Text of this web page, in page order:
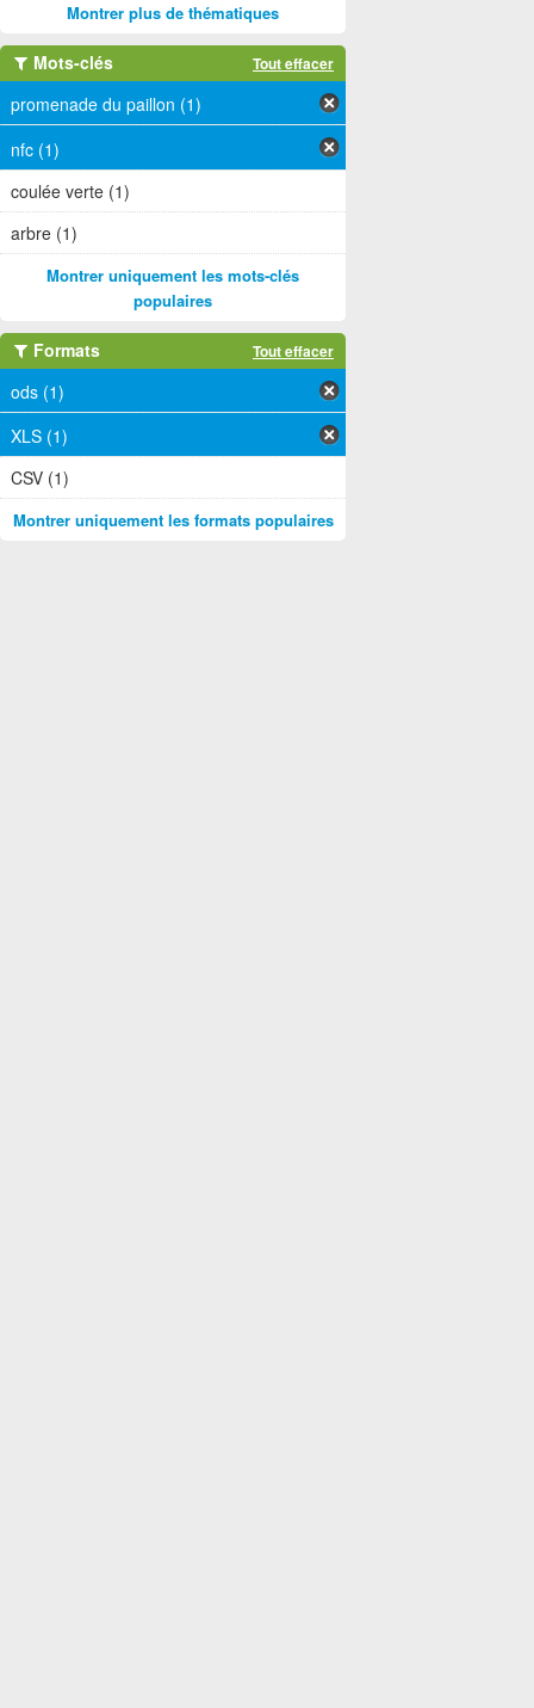
Montrer plus de thématiques
Mots-clés Tout effacer
promenade du paillon (1)
nfc (1)
coulée verte (1)
arbre (1)
Montrer uniquement les mots-clés
populaires
Formats Tout effacer
ods (1)
XLS (1)
CSV (1)
Montrer uniquement les formats populaires